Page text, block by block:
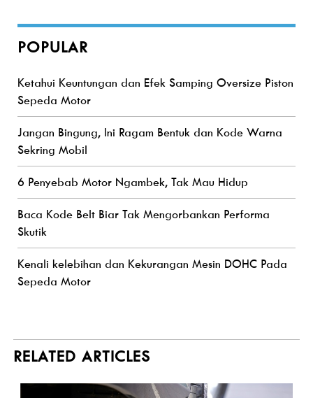
POPULAR
Ketahui Keuntungan dan Efek Samping Oversize Piston
Sepeda Motor
Jangan Bingung, Ini Ragam Bentuk dan Kode Warna
Sekring Mobil
6 Penyebab Motor Ngambek, Tak Mau Hidup
Baca Kode Belt Biar Tak Mengorbankan Performa
Skutik
Kenali kelebihan dan Kekurangan Mesin DOHC Pada
Sepeda Motor
RELATED ARTICLES